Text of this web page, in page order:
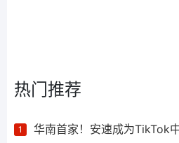
热门推荐
1 华南首家！安速成为TikTok